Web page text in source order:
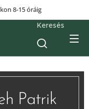
8-15 óráig
Keresés
Patrik